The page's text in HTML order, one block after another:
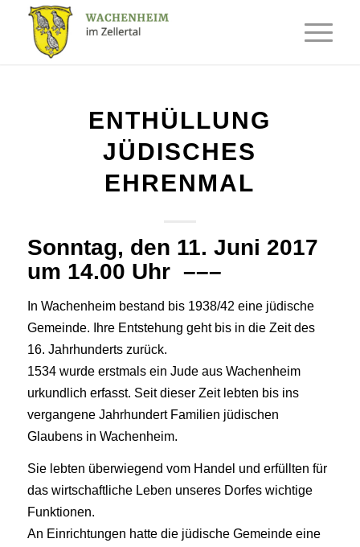
ENTHÜLLUNG
JÜDISCHES
EHRENMAL
Sonntag, den 11. Juni 2017
um 14.00 Uhr –––
In Wachenheim bestand bis 1938/42 eine jüdische
Gemeinde. Ihre Entstehung geht bis in die Zeit des
16. Jahrhunderts zurück.
1534 wurde erstmals ein Jude aus Wachenheim
urkundlich erfasst. Seit dieser Zeit lebten bis ins
vergangene Jahrhundert Familien jüdischen
Glaubens in Wachenheim.
Sie lebten überwiegend vom Handel und erfüllten für
das wirtschaftliche Leben unseres Dorfes wichtige
Funktionen.
An Einrichtungen hatte die jüdische Gemeinde eine